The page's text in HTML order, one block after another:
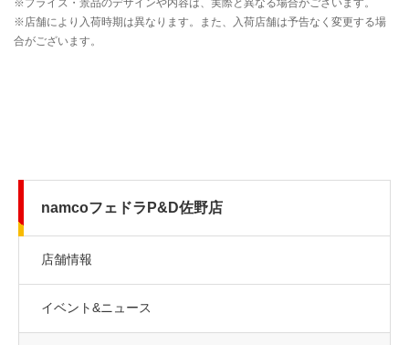
namcoフェドラP&D佐野店
店舗情報
イベント&ニュース